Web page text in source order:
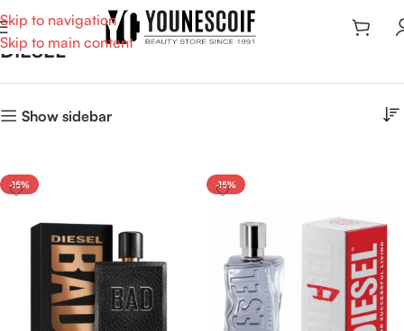
Skip to navigation
Skip to main content
DIESEL
Show sidebar
-15% -15%